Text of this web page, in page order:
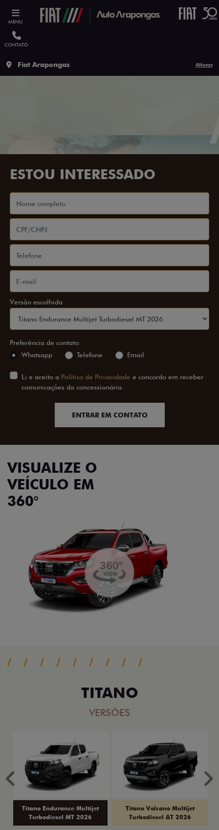
MENU
CONTATO
Fiat Arapongas Alterar
ESTOU INTERESSADO
Versão escolhida
Preferência de contato:
Whatsapp
Telefone Email
Li e aceito a Política de Privacidade e concordo em receber
comunicações da concessionária.
ENTRAR EM CONTATO
VISUALIZE O
VEÍCULO EM
360°
TITANO
VERSÕES
Titano Endurance Multijet
Turbodiesel MT 2026
Titano Volcano Multijet
Turbodiesel AT 2026
Anterior